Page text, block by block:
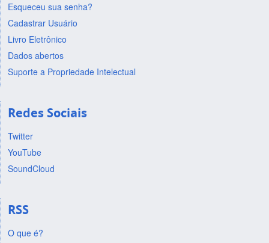
Esqueceu sua senha?
Cadastrar Usuário
Livro Eletrônico
Dados abertos
Suporte a Propriedade Intelectual
Redes Sociais
Twitter
YouTube
SoundCloud
RSS
O que é?